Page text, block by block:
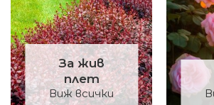
За жив
плет
Виж всички